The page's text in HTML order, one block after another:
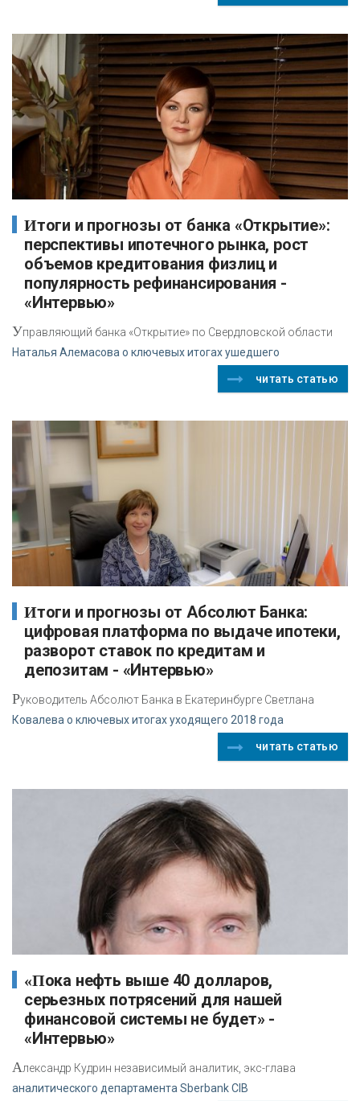
Итоги и прогнозы от банка «Открытие»:
перспективы ипотечного рынка, рост
объемов кредитования физлиц и
популярность рефинансирования -
«Интервью»
Управляющий банка «Открытие» по Свердловской области
Наталья Алемасова о ключевых итогах ушедшего
читать статью
Итоги и прогнозы от Абсолют Банка:
цифровая платформа по выдаче ипотеки,
разворот ставок по кредитам и
депозитам - «Интервью»
Руководитель Абсолют Банка в Екатеринбурге Светлана
Ковалева о ключевых итогах уходящего 2018 года
читать статью
«Пока нефть выше 40 долларов,
серьезных потрясений для нашей
финансовой системы не будет» -
«Интервью»
Александр Кудрин независимый аналитик, экс-глава
аналитического департамента Sberbank CIB